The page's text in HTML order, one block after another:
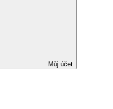
Můj účet